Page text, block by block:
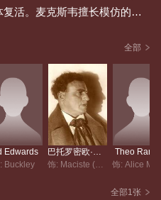
活。麦克斯韦擅长模仿的本
一具年轻漂亮的女尸复活
……
全部
Edwards
Buckley
巴托罗密欧·帕迦诺
饰: Maciste (archive footage) (uncredited)
Theo
全部1张